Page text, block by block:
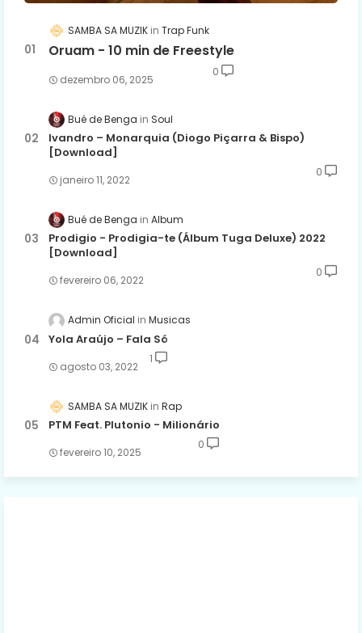
SAMBA SA MUZIK Trap Funk
Oruam - 10 min de Freestyle
dezembro 06, 2025
0
Bué de Benga Soul
Ivandro – Monarquia (Diogo Piçarra & Bispo)
[Download]
janeiro 11, 2022
0
Bué de Benga Album
Prodigio - Prodigia-te (Álbum Tuga Deluxe) 2022
[Download]
fevereiro 06, 2022
0
Admin Oficial Musicas
Yola Araújo – Fala Só
agosto 03, 2022
1
SAMBA SA MUZIK Rap
PTM Feat. Plutonio - Milionário
fevereiro 10, 2025
0